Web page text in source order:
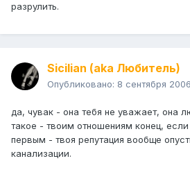
разрулить.
Sicilian (aka Любитель)
Опубликовано: 8 сентября 2006
да, чувак - она тебя не уважает, она
такое - твоим отношениям конец,
первым - твоя репутация вообще
канализации.